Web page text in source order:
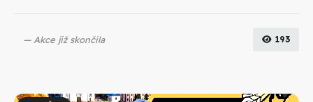
Akce již skončila 193